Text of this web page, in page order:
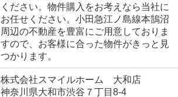
ください。物件購入をお考えなら当社に
お任せください。小田急江ノ島線本鵠沼
周辺の不動産を豊富にご用意しておりま
すので、お客様に合った物件がきっと見
つかります。
株式会社スマイルホーム 大和店
神奈川県大和市渋谷７丁目8-4